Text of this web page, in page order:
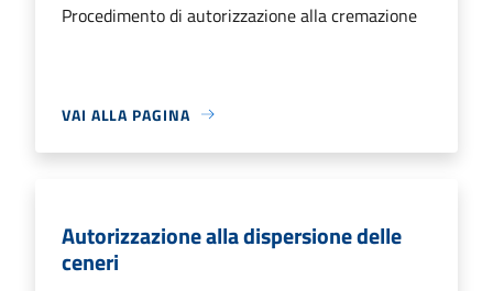
Procedimento di autorizzazione alla cremazione
VAI ALLA PAGINA
Autorizzazione alla dispersione delle
ceneri